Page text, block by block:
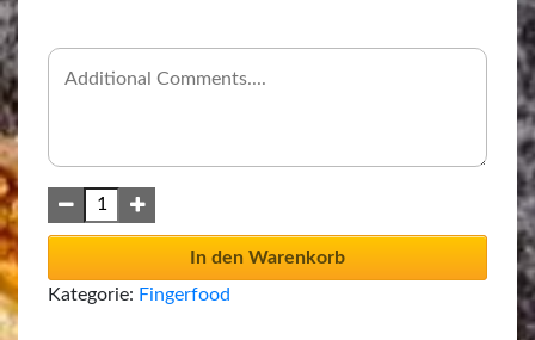
In den Warenkorb
Kategorie: Fingerfood